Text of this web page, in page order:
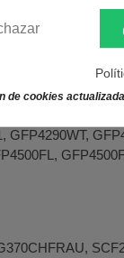
de cookies